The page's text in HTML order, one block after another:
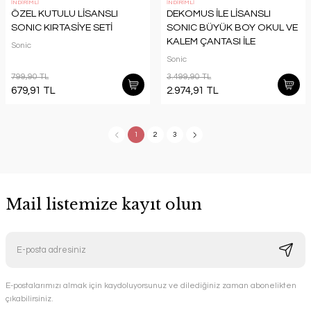
İNDİRİMLİ
ÖZEL KUTULU LİSANSLI
SONIC KIRTASİYE SETİ
Sonic
799,90 TL
679,91 TL
İNDİRİMLİ
DEKOMUS İLE LİSANSLI
SONIC BÜYÜK BOY OKUL VE
KALEM ÇANTASI İLE
MATARA,BESLENME KABI
Sonic
3.499,90 TL
2.974,91 TL
1 2 3
Mail listemize kayıt olun
E-postalarımızı almak için kaydoluyorsunuz ve dilediğiniz zaman abonelikten
çıkabilirsiniz.